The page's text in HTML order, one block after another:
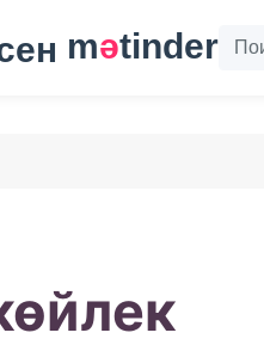
mәtinder